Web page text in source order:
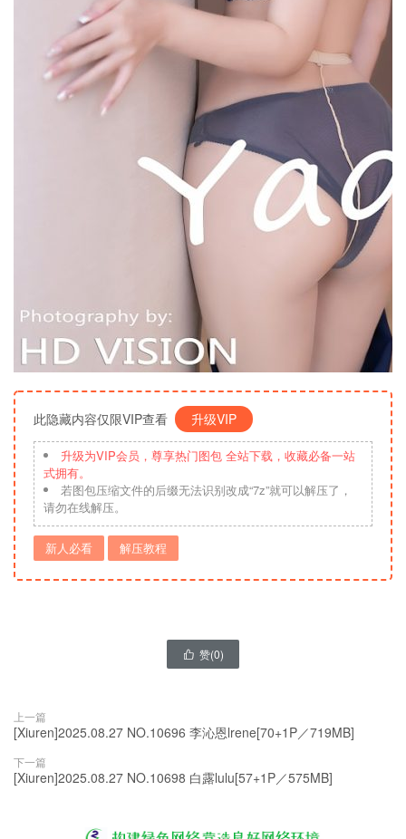
此隐藏内容仅限VIP查看 升级VIP
升级为VIP会员，尊享热门图包 全站下载，收藏必备一站
式拥有。
若图包压缩文件的后缀无法识别改成“7z”就可以解压了，
请勿在线解压。
新人必看 解压教程
 赞(0)
上一篇
[Xiuren]2025.08.27 NO.10696 李沁恩lrene[70+1P／719MB]
下一篇
[Xiuren]2025.08.27 NO.10698 白露lulu[57+1P／575MB]